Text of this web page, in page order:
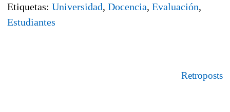
Etiquetas: Universidad, Docencia, Evaluación,
Estudiantes
Retroposts